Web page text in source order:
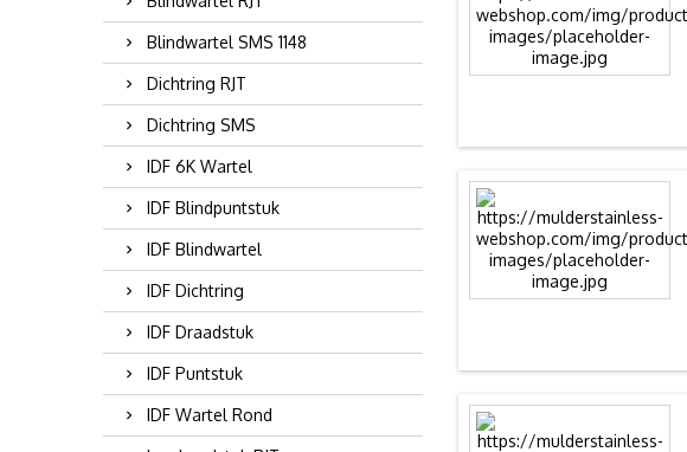
Blindwartel SMS 1148
Dichtring RJT
Dichtring SMS
IDF 6K Wartel
IDF Blindpuntstuk
IDF Blindwartel
IDF Dichtring
IDF Draadstuk
IDF Puntstuk
IDF Wartel Rond